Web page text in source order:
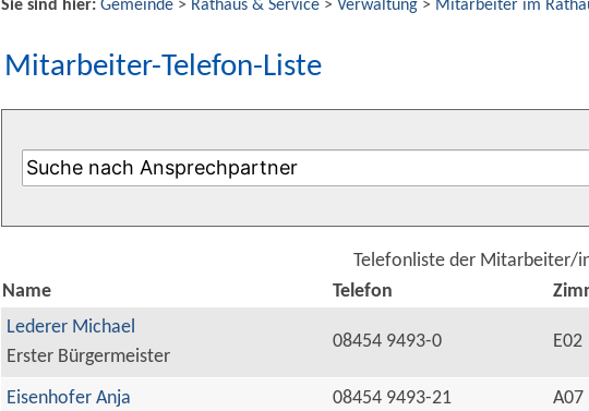
Sie sind hier: Gemeinde> Rathaus & Service> Verwaltung> Mitarbeiter im
Mitarbeiter-Telefon-Liste
Telefonliste der Mitarbeiter/
Name
Telefon
Lederer Michael
Erster Bürgermeister
08454 9493-0 E02
Eisenhofer Anja 08454 9493-21
A07